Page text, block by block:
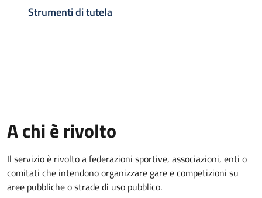
Strumenti di tutela
A chi è rivolto
Il servizio è rivolto a federazioni sportive, associazioni, enti o
comitati che intendono organizzare gare e competizioni su
aree pubbliche o strade di uso pubblico.